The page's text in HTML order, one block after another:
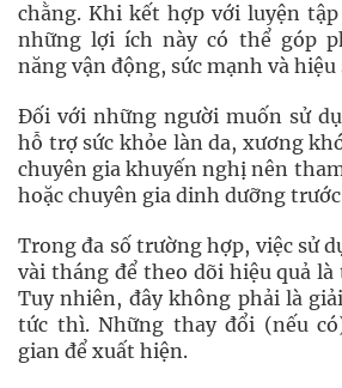
chằng. Khi kết hợp với luyện
những lợi ích này có thể góp
năng vận động, sức mạnh và
Đối với những người muốn sử
hỗ trợ sức khỏe làn da, xương
chuyên gia khuyến nghị nên
hoặc chuyên gia dinh dưỡng
Trong đa số trường hợp, việc sử
vài tháng để theo dõi hiệu quả
Tuy nhiên, đây không phải là
tức thì. Những thay đổi (nếu
gian để xuất hiện.